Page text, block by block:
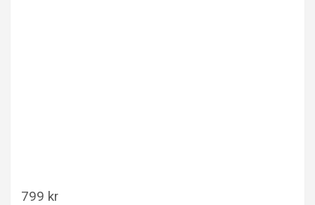
799 kr